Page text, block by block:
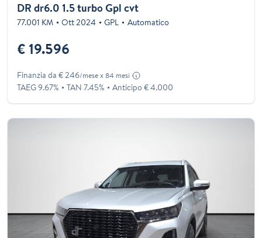
DR dr6.0 1.5 turbo Gpl cvt
77.001 KM Ott 2024 GPL Automatico
€ 19.596
Finanzia da € 246/mese x 84 mesi
TAEG 9.67% TAN 7.45% Anticipo € 4.000